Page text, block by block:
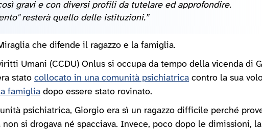
gravi e con diversi profili da tutelare ed approfondire.
resterà quello delle istituzioni.”
che difende il ragazzo e la famiglia.
Umani (CCDU) Onlus si occupa da tempo della vicenda di
stato collocato in una comunità psichiatrica contro la sua
famiglia dopo essere stato rovinato.
psichiatrica, Giorgio era sì un ragazzo difficile perché
non si drogava né spacciava. Invece, poco dopo le dimissioni, la